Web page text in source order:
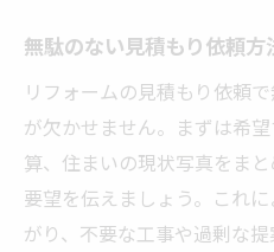
無駄のない見積もり依頼方
リフォームの見積もり依頼
が欠かせません。まずは希
算、住まいの現状写真をま
要望を伝えましょう。これ
がり、不要な工事や過剰な